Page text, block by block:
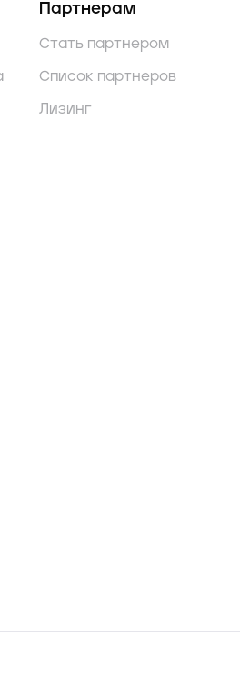
Партнерам
Стать партнером
Список партнеров
Лизинг